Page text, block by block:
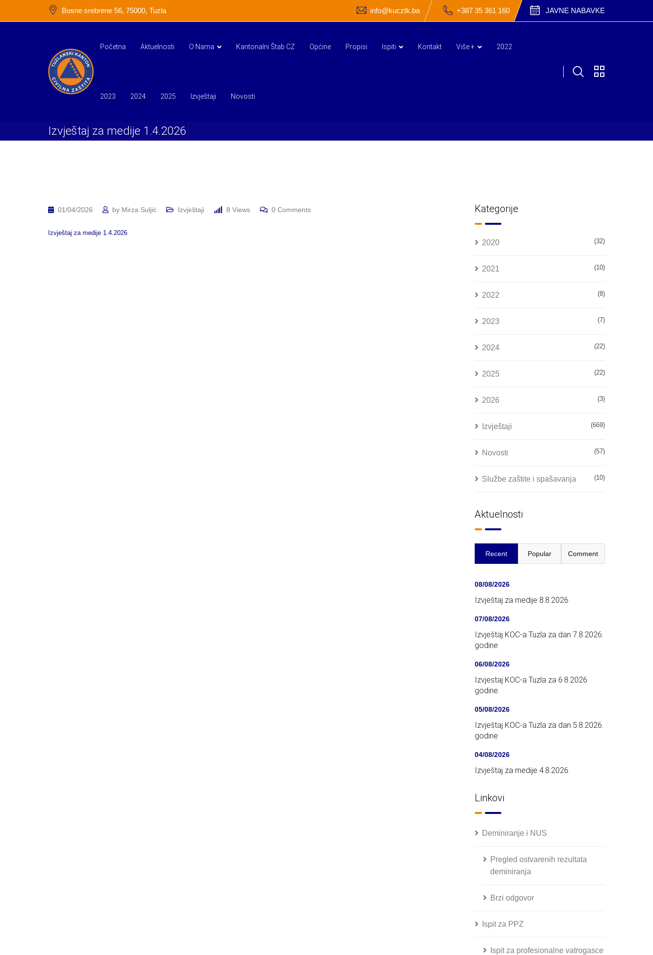
Bosne srebrene 56, 75000, Tuzla info@kucztk.ba +387 35 361 160 JAVNE NABAVKE
Početna Aktuelnosti O Nama Kantonalni Štab CZ Općine Propisi Ispiti Kontakt Više + 2022
2023 2024 2025 Izvještaji Novosti
Izvještaj za medije 1.4.2026
01/04/2026 by Mirza Suljić Izvještaji 8 Views 0 Comments
Izvještaj za medije 1.4.2026
Kategorije
2020 (32)
2021 (10)
2022 (8)
2023 (7)
2024 (22)
2025 (22)
2026 (3)
Izvještaji (669)
Novosti (57)
Službe zaštite i spašavanja (10)
Aktuelnosti
Recent Popular Comment
08/08/2026
Izvještaj za medije 8.8.2026
07/08/2026
Izvještaj KOC-a Tuzla za dan 7.8.2026.
godine
06/08/2026
Izvjestaj KOC-a Tuzla za 6.8.2026
godine.
05/08/2026
Izvještaj KOC-a Tuzla za dan 5.8.2026.
godine
04/08/2026
Izvještaj za medije 4.8.2026
Linkovi
Deminiranje i NUS
Pregled ostvarenih rezultata
deminiranja
Brzi odgovor
Ispit za PPZ
Ispit za profesionalne vatrogasce